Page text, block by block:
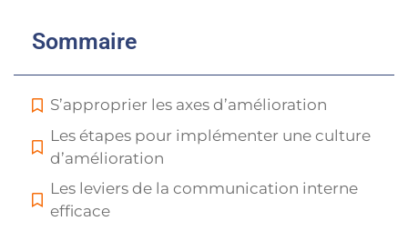
Sommaire
S’approprier les axes d’amélioration
Les étapes pour implémenter une culture
d’amélioration
Les leviers de la communication interne
efficace